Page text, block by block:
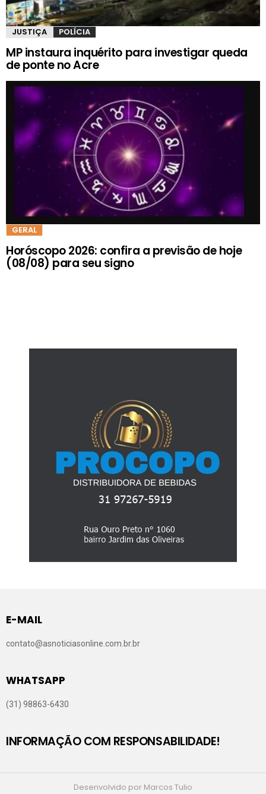
JUSTIÇA POLÍCIA
MP instaura inquérito para investigar queda
de ponte no Acre
GERAL
Horóscopo 2026: confira a previsão de hoje
(08/08) para seu signo
E-MAIL
contato@asnoticiasonline.com.br.br
WHATSAPP
(31) 98863-6430
INFORMAÇÃO COM RESPONSABILIDADE!
Desenvolvido por Marcos Tulio